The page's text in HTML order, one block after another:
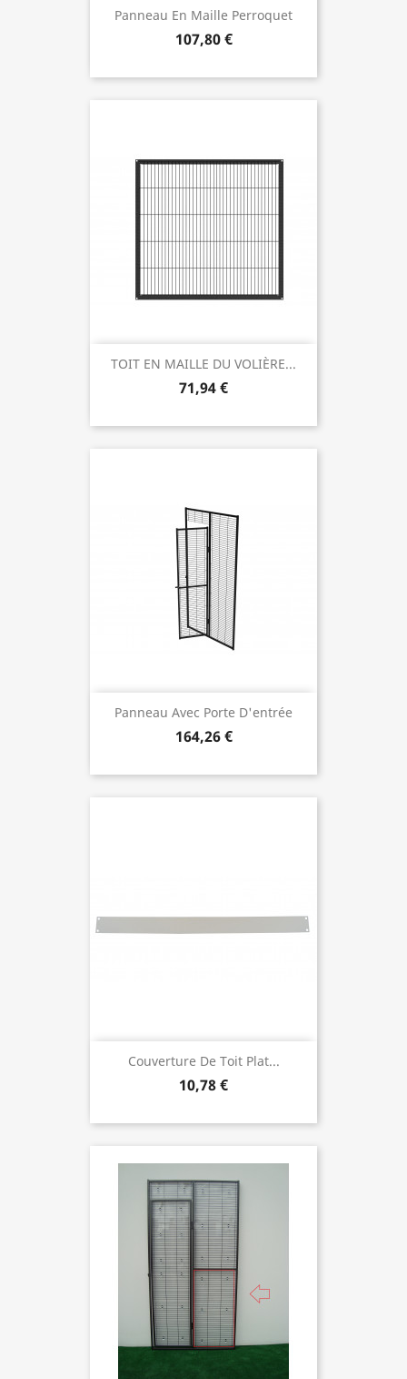
Panneau En Maille Perroquet
107,80 €
TOIT EN MAILLE DU VOLIÈRE...
71,94 €
Panneau Avec Porte D'entrée
164,26 €
Couverture De Toit Plat...
10,78 €